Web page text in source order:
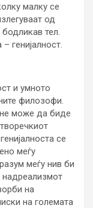
малку се
од
тел.
генијалност.
и умното
филозофи.
може да биде
се
меѓу
меѓу нив би
на
на големата